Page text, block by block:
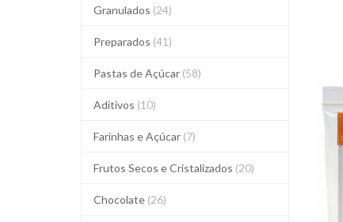
Granulados (24)
Preparados (41)
Pastas de Açúcar (58)
Aditivos (10)
Farinhas e Açúcar (7)
Frutos Secos e Cristalizados (20)
Chocolate (26)